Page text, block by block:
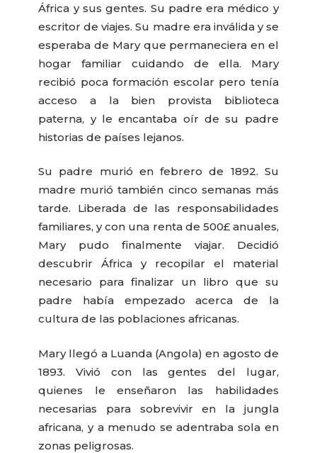
África y sus gentes. Su padre era médico y
escritor de viajes. Su madre era inválida y se
esperaba de Mary que permaneciera en el
hogar familiar cuidando de ella. Mary
recibió poca formación escolar pero tenía
acceso a la bien provista biblioteca
paterna, y le encantaba oír de su padre
historias de países lejanos.
Su padre murió en febrero de 1892. Su
madre murió también cinco semanas más
tarde. Liberada de las responsabilidades
familiares, y con una renta de 500£ anuales,
Mary pudo finalmente viajar. Decidió
descubrir África y recopilar el material
necesario para finalizar un libro que su
padre había empezado acerca de la
cultura de las poblaciones africanas.
Mary llegó a Luanda (Angola) en agosto de
1893. Vivió con las gentes del lugar,
quienes le enseñaron las habilidades
necesarias para sobrevivir en la jungla
africana, y a menudo se adentraba sola en
zonas peligrosas.